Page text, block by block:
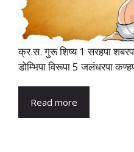
क्र.स. गुरू शिष्य 1 सरहपा
डोम्भिपा विरूपा 5 जलंधरपा
Read more